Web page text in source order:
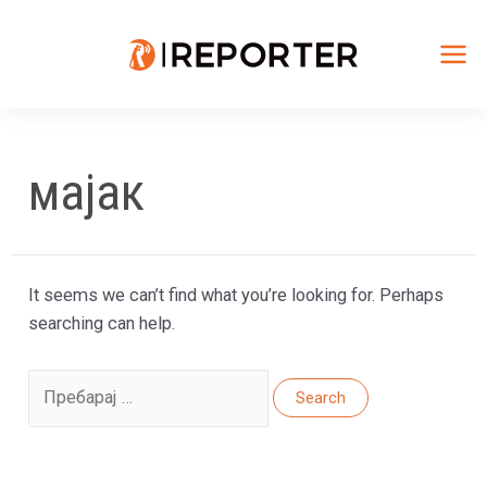
мајак
It seems we can’t find what you’re looking for. Perhaps
searching can help.